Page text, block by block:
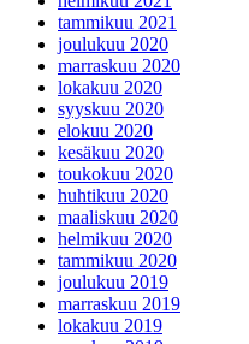
tammikuu 2021
joulukuu 2020
marraskuu 2020
lokakuu 2020
syyskuu 2020
elokuu 2020
kesäkuu 2020
toukokuu 2020
huhtikuu 2020
maaliskuu 2020
helmikuu 2020
tammikuu 2020
joulukuu 2019
marraskuu 2019
lokakuu 2019